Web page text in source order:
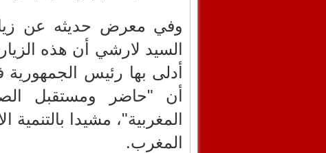
وفي معرض حديثه عن
السيد لارشي أن هذه
أدلى بها رئيس
أن "حاضر ومستقبل
المغربية"، مشيدا
المغرب.